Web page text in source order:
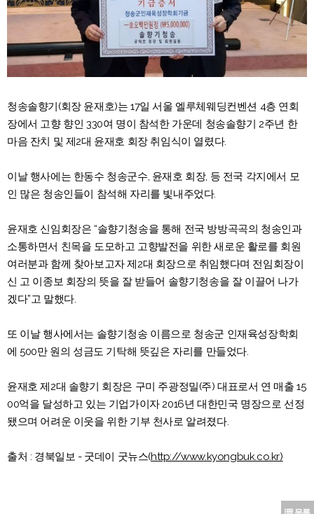
청송솔향기(회장 윤재호)는 17일 서울 엘루체웨딩컨벤션 4층 연회
장에서 고향 향인 330여 명이 참석한 가운데 청송솔향기 2주년 한
마음 잔치 및 제2대 윤재호 회장 취임식이 열렸다.
이날 행사에는 한동수 청송군수, 윤재호 회장, 등 전국 각지에서 모
인 많은 청송인들이 참석해 자리를 빛내주었다.
윤재호 신임회장은 “솔향기청송을 통해 전국 방방곡곡의 청송인과
소통하면서 친목을 도모하고 고향발전을 위한 새로운 활로를 회원
여러분과 함께 찾아보고자 제2대 회장으로 취임했다며 전임회장이
신 고 이종보 회장의 뜻을 잘 받들어 솔향기청송을 잘 이끌어 나가
겠다”고 말했다.
또 이날 행사에서는 솔향기청송 이름으로 청송군 인재육성장학회
에 500만 원의 성금도 기탁해 뜻깊은 자리를 만들었다.
윤재호 제2대 솔향기 회장은 구미 주광정밀(주) 대표로서 연 매출 15
00억을 달성하고 있는 기업가이자 2016년 대한민국 명장으로 선정
됐으며 어려운 이웃을 위한 기부 천사로 알려졌다.
출처 : 경북일보 - 굿데이 굿뉴스(http://www.kyongbuk.co.kr)